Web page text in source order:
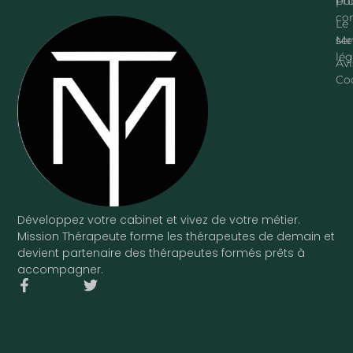
Développez votre cabinet et vivez de votre métier.
Mission Thérapeute forme les thérapeutes de demain et
devient partenaire des thérapeutes formés prêts à
accompagner.
F
T
Le